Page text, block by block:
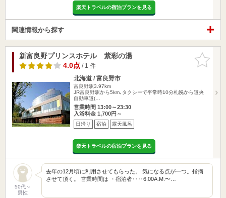
楽天トラベルの宿泊プランを見る
関連情報から探す
お気に入
りに追加
新富良野プリンスホテル 紫彩の湯
4.0点/ 1 件
北海道 / 富良野市
富良野駅3.97km
JR富良野駅から5km､タクシーで平常時10分札幌から道央
自動車道(…
営業時間 13:00～23:30
入浴料金 1,700円～
日帰り 宿泊 露天風呂
楽天トラベルの宿泊プランを見る
50代～
男性
去年の12月頃に利用させてもらった。 気になる点が一つ。指摘
させて頂く。 営業時間は ・宿泊者‥‥6:00A.M.〜…